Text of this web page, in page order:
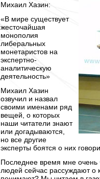
Михаил Хазин:
«В мире существует
жесточайшая
монополия
либеральных
монетаристов на
экспертно-
аналитическую
деятельность»
Михаил Хазин
озвучил и назвал
своими именами ряд
вещей, о которых
наши читатели знают
или догадываются,
но все другие
эксперты боятся о них
Последнее время мне очень
людей сейчас рассуждают о